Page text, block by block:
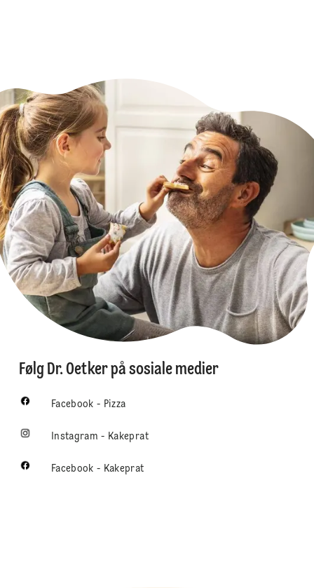
Følg Dr. Oetker på sosiale medier
Facebook - Pizza
Instagram - Kakeprat
Facebook - Kakeprat